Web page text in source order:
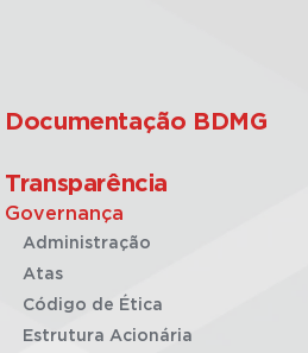
Documentação BDMG
Transparência
Governança
Administração
Atas
Código de Ética
Estrutura Acionária